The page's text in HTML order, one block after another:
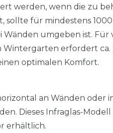
werden, wenn die zu
sollte für mindestens
Wänden umgeben ist. Für
erfordert ca.
optimalen Komfort.
an Wänden oder
Dieses Infraglas-
erhältlich.